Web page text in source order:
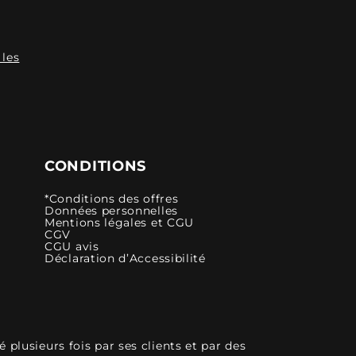
CONDITIONS
*Conditions des offres
Données personnelles
Mentions légales et CGU
CGV
CGU avis
Déclaration d’Accessibilité
plusieurs fois par ses clients et par des